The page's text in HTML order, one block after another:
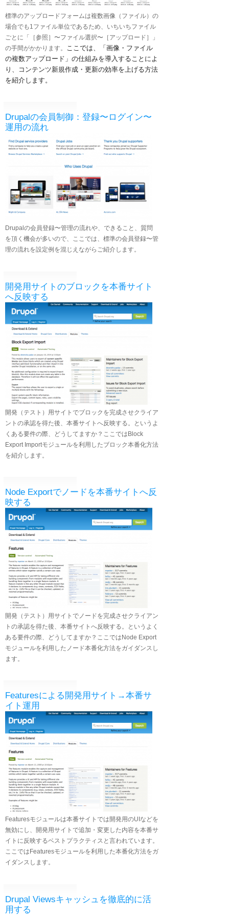
標準のアップロードフォームは複数画像（ファイル）の
場合でも1ファイル単位であるため、いちいちファイル
ごとに「［参照］〜ファイル選択〜［アップロード］」
の手間がかかります。 ここでは、「画像・ファイル
の複数アップロード」の仕組みを導入することによ
り、コンテンツ新規作成・更新の効率を上げる方法
を紹介します。
Drupalの会員制御：登録〜ログイン〜
運用の流れ
Drupalの会員登録〜管理の流れや、できること、質問
を頂く機会が多いので、ここでは、標準の会員登録〜管
理の流れを設定例を混じえながらご紹介します。
開発用サイトのブロックを本番サイト
へ反映する
開発（テスト）用サイトでブロックを完成させクライア
ントの承認を得た後、本番サイトへ反映する。というよ
くある要件の際、どうしてますか？ここではBlock
Export Importモジュールを利用したブロック本番化方法
を紹介します。
Node Exportでノードを本番サイトへ反
映する
開発（テスト）用サイトでノードを完成させクライアン
トの承認を得た後、本番サイトへ反映する。というよく
ある要件の際、どうしてますか？ここではNode Export
モジュールを利用したノード本番化方法をガイダンスし
ます。
Featuresによる開発用サイト→本番サ
イト運用
Featuresモジュールは本番サイトでは開発用のUIなどを
無効にし、開発用サイトで追加・変更した内容を本番サ
イトに反映するベストプラクティスと言われています。
ここではFeaturesモジュールを利用した本番化方法をガ
イダンスします。
Drupal Viewsキャッシュを徹底的に活
用する